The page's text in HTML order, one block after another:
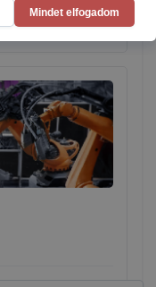
Mindet elfogadom